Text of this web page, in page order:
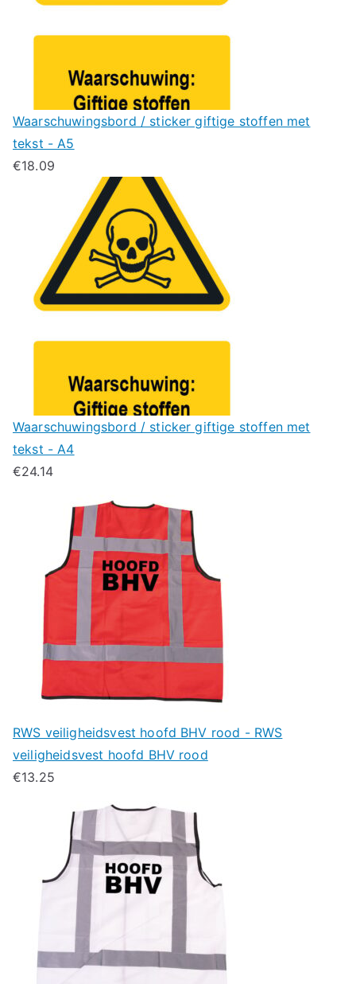
Waarschuwingsbord / sticker giftige stoffen met
tekst - A5
€18.09
Waarschuwingsbord / sticker giftige stoffen met
tekst - A4
€24.14
RWS veiligheidsvest hoofd BHV rood - RWS
veiligheidsvest hoofd BHV rood
€13.25